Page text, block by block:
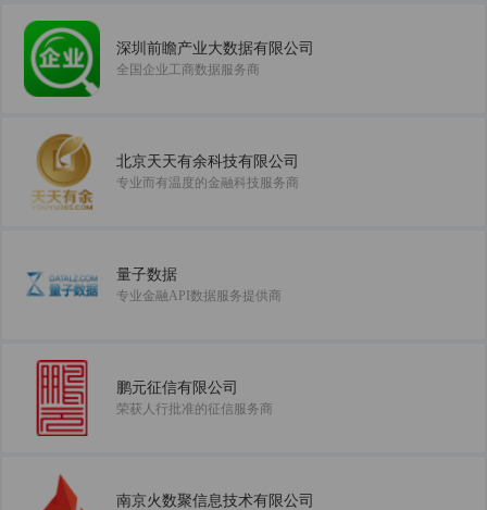
深圳前瞻产业大数据有限公司
全国企业工商数据服务商
北京天天有余科技有限公司
专业而有温度的金融科技服务商
量子数据
专业金融API数据服务提供商
鹏元征信有限公司
荣获人行批准的征信服务商
南京火数聚信息技术有限公司